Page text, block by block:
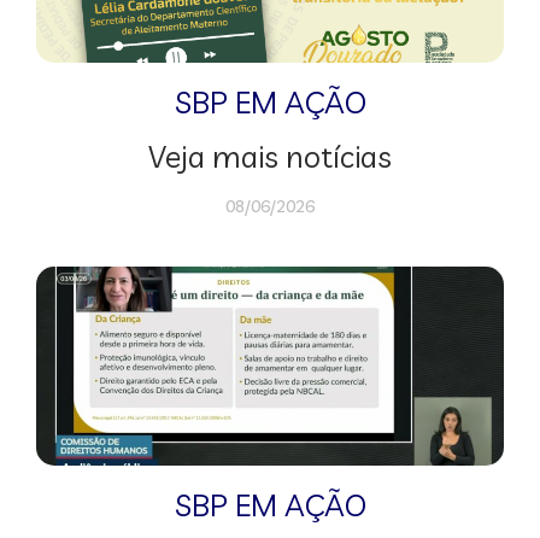
SBP EM AÇÃO
Veja mais notícias
08/06/2026
SBP EM AÇÃO